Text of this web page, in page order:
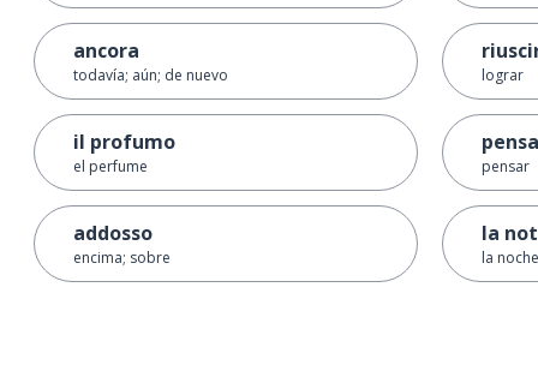
ancora
todavía; aún; de nuevo
il profumo
el perfume
addosso
encima; sobre
lograr
pensar
la
la noche